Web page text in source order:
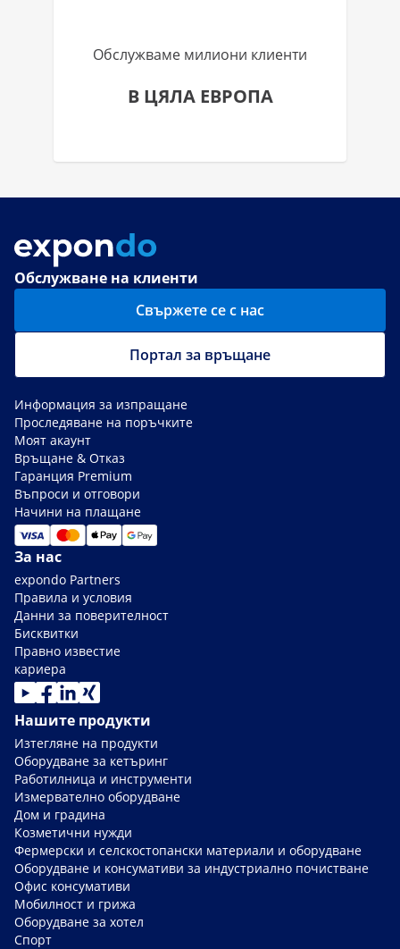
Обслужваме милиони клиенти
В ЦЯЛА ЕВРОПА
Обслужване на клиенти
Свържете се с нас
Портал за връщане
Информация за изпращане
Проследяване на поръчките
Моят акаунт
Връщане & Отказ
Гаранция Premium
Въпроси и отговори
Начини на плащане
За нас
expondo Partners
Правила и условия
Данни за поверителност
Бисквитки
Правно известие
кариера
Нашите продукти
Изтегляне на продукти
Оборудване за кетъринг
Работилница и инструменти
Измервателно оборудване
Дом и градина
Козметични нужди
Фермерски и селскостопански материали и оборудване
Оборудване и консумативи за индустриално почистване
Офис консумативи
Мобилност и грижа
Оборудване за хотел
Спорт